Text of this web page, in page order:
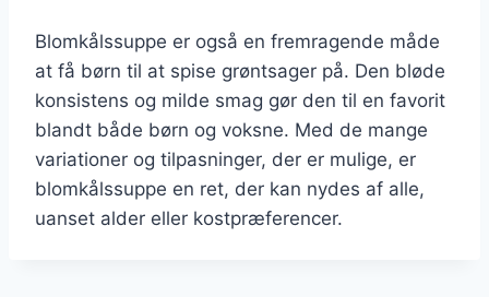
Blomkålssuppe er også en fremragende måde
at få børn til at spise grøntsager på. Den bløde
konsistens og milde smag gør den til en favorit
blandt både børn og voksne. Med de mange
variationer og tilpasninger, der er mulige, er
blomkålssuppe en ret, der kan nydes af alle,
uanset alder eller kostpræferencer.